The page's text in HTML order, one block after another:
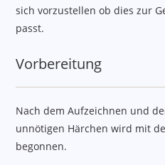
sich vorzustellen ob dies zur
passt.
Vorbereitung
Nach dem Aufzeichnen und
unnötigen Härchen wird mit
begonnen.